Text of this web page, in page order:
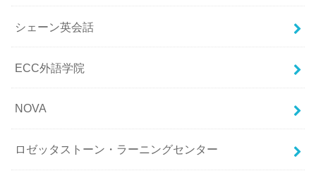
シェーン英会話
ECC外語学院
NOVA
ロゼッタストーン・ラーニングセンター